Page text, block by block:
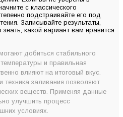
с классического
подстраивайте его под
Записывайте результаты,
какой вариант вам нравится
добиться стабильного
и правильная
влияют на итоговый вкус.
заливания позволяют
веществ. Применяя данные
улучшить процесс
условиях.